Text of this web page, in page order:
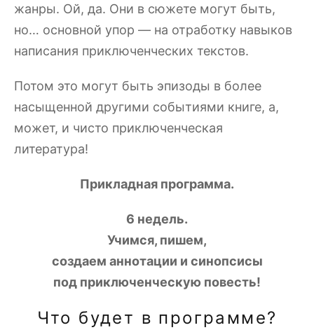
жанры. Ой, да. Они в сюжете могут быть,
но… основной упор — на отработку навыков
написания приключенческих текстов.
Потом это могут быть эпизоды в более
насыщенной другими событиями книге, а,
может, и чисто приключенческая
литература!
Прикладная программа.
6 недель.
Учимся, пишем,
создаем аннотации и синопсисы
под приключенческую повесть!
Что будет в программе?